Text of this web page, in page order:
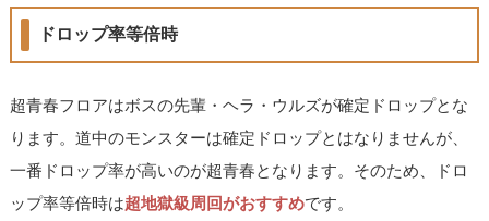
ドロップ率等倍時
超青春フロアはボスの先輩・ヘラ・ウルズが確定ドロップとな
ります。道中のモンスターは確定ドロップとはなりませんが、
一番ドロップ率が高いのが超青春となります。そのため、ドロ
ップ率等倍時は超地獄級周回がおすすめです。